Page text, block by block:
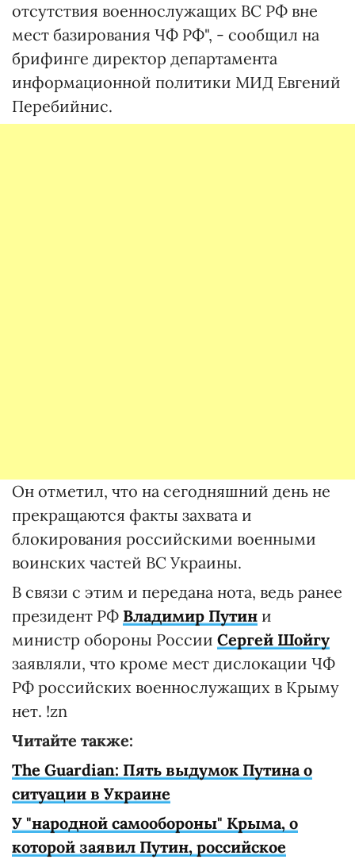
отсутствия военнослужащих ВС РФ вне
мест базирования ЧФ РФ", - сообщил на
брифинге директор департамента
информационной политики МИД Евгений
Перебийнис.
Он отметил, что на сегодняшний день не
прекращаются факты захвата и
блокирования российскими военными
воинских частей ВС Украины.
В связи с этим и передана нота, ведь ранее
президент РФ Владимир Путин и
министр обороны России Сергей Шойгу
заявляли, что кроме мест дислокации ЧФ
РФ российских военнослужащих в Крыму
нет. !zn
Читайте также:
The Guardian: Пять выдумок Путина о
ситуации в Украине
У "народной самообороны" Крыма, о
которой заявил Путин, российское